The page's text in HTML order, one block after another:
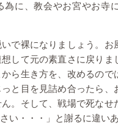
為に、教会やお宮やお寺
で裸になりましょう。
して元の素直さに戻り
ら生き方を、改めるの
と目を見詰め合ったら
。そして、戦場で死な
い・・・」と謝るに違い